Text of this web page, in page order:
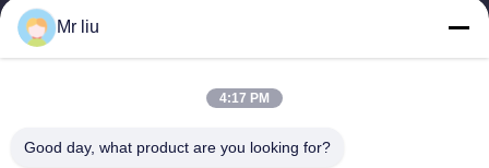
Snelle Links
Over Ons
Fabriekstocht
Kwaliteitscontrole
Mr liu
4:17 PM
Good day, what product are you looking for?